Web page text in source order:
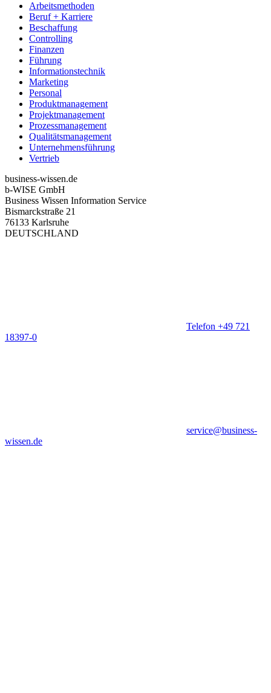
Arbeitsmethoden
Beruf + Karriere
Beschaffung
Controlling
Finanzen
Führung
Informationstechnik
Marketing
Personal
Produktmanagement
Projektmanagement
Prozessmanagement
Qualitätsmanagement
Unternehmensführung
Vertrieb
business-wissen.de
b-WISE GmbH
Business Wissen Information Service
Bismarckstraße 21
76133 Karlsruhe
DEUTSCHLAND
Telefon +49 721
18397-0
service@business-
wissen.de